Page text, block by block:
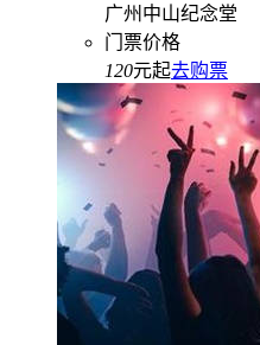
广州中山纪念堂
门票价格
120元起去购票